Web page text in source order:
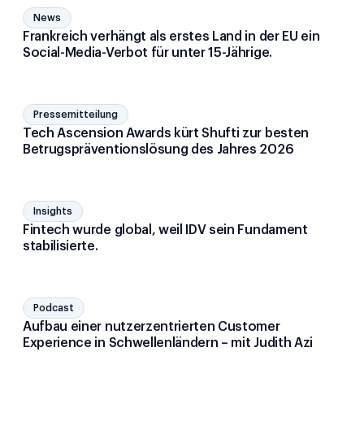
News
Frankreich verhängt als erstes Land in der EU ein
Social-Media-Verbot für unter 15-Jährige.
Pressemitteilung
Tech Ascension Awards kürt Shufti zur besten
Betrugspräventionslösung des Jahres 2026
Insights
Fintech wurde global, weil IDV sein Fundament
stabilisierte.
Podcast
Aufbau einer nutzerzentrierten Customer
Experience in Schwellenländern – mit Judith Azi